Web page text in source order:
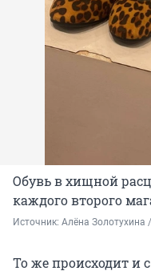
Обувь в хищной
каждого второго
Источник: Алёна Золотухина /
То же происходит и